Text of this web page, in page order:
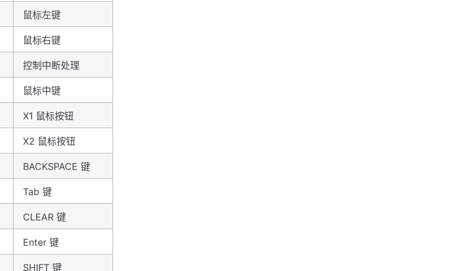
鼠标左键
鼠标右键
控制中断处理
鼠标中键
X1 鼠标按钮
X2 鼠标按钮
BACKSPACE 键
Tab 键
CLEAR 键
Enter 键
SHIFT 键